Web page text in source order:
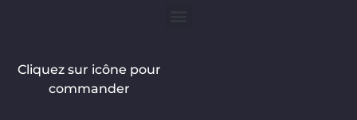
Cliquez sur icône pour
commander